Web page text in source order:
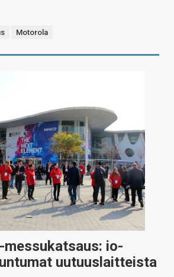
Motorola
messukatsaus: io-
uutuuslaitteista